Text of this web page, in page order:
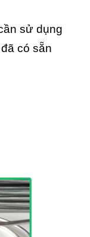
sử dụng
có sẵn